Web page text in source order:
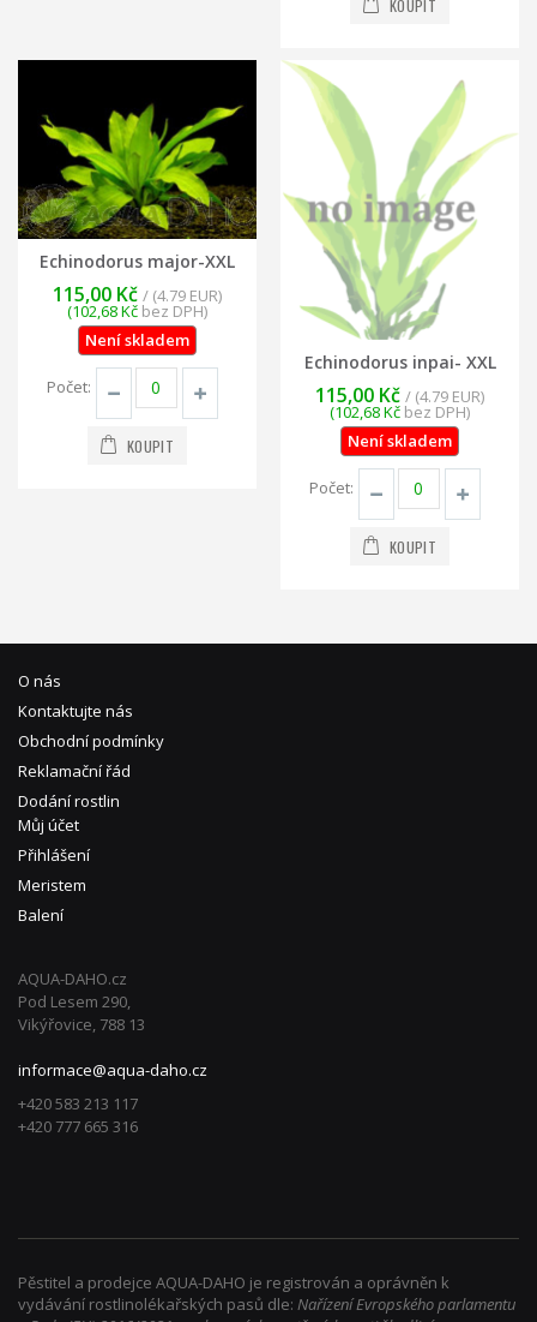
KOUPIT
Echinodorus major-XXL
115,00 Kč / (4.79 EUR)
(102,68 Kč bez DPH)
Není skladem
Počet:
KOUPIT
Echinodorus inpai- XXL
115,00 Kč / (4.79 EUR)
(102,68 Kč bez DPH)
Není skladem
Počet:
KOUPIT
O nás
Kontaktujte nás
Obchodní podmínky
Reklamační řád
Dodání rostlin
Můj účet
Přihlášení
Meristem
Balení
AQUA-DAHO.cz
Pod Lesem 290,
Vikýřovice, 788 13
informace@aqua-daho.cz
+420 583 213 117
+420 777 665 316
Pěstitel a prodejce AQUA-DAHO je registrován a oprávněn k
vydávání rostlinolékařských pasů dle: Nařízení Evropského parlamentu